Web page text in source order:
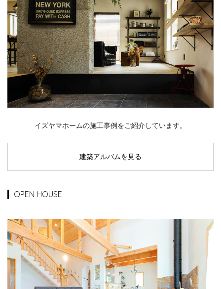
イズヤマホームの施工事例をご紹介しています。
建築アルバムを見る
OPEN HOUSE